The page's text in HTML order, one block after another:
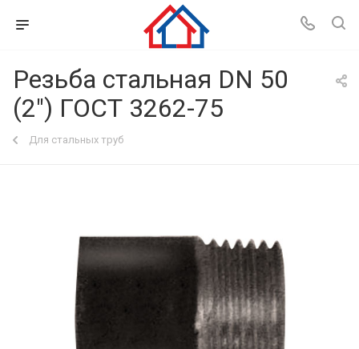
Резьба стальная DN 50
(2") ГОСТ 3262-75
Для стальных труб